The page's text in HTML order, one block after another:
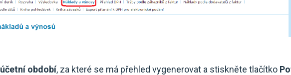
účetní období, za které se má přehled vygenerovat a stiskněte tlačítko